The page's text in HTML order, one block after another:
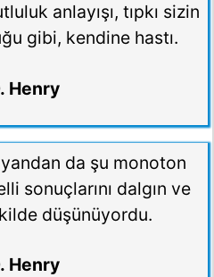
anlayışı, tıpkı sizin
gibi, kendine hastı.
Henry
da şu monoton
sonuçlarını dalgın ve
düşünüyordu.
Henry